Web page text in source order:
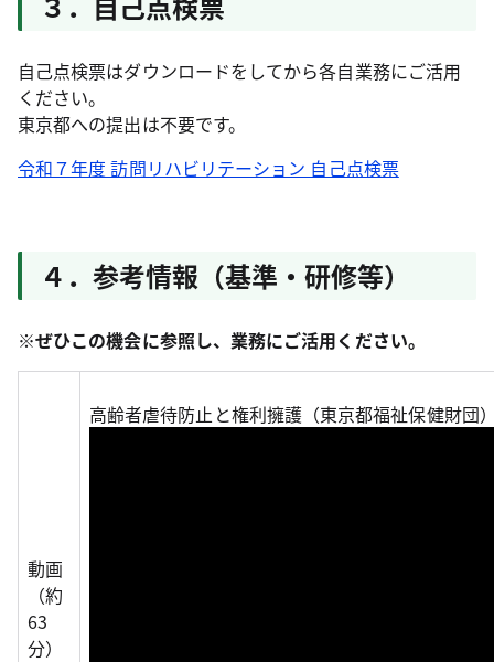
自己点検票はダウンロードをしてから各自業務にご活用
ください。
東京都への提出は不要です。
令和７年度 訪問リハビリテーション 自己点検票
４．参考情報（基準・研修等）
※ぜひこの機会に参照し、業務にご活用ください。
動画
（約
63
分）
高齢者虐待防止と権利擁護（東京都福祉保健財団